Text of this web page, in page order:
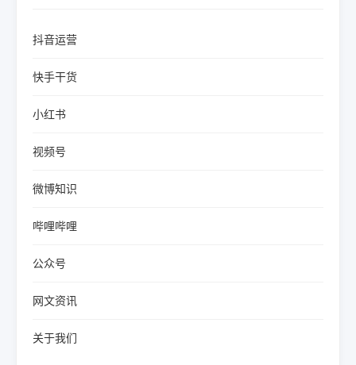
抖音运营
快手干货
小红书
视频号
微博知识
哔哩哔哩
公众号
网文资讯
关于我们